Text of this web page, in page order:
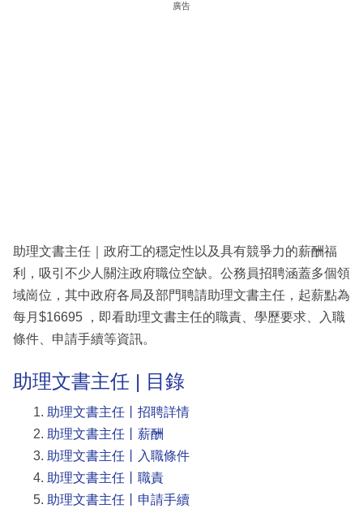
廣告
助理文書主任｜政府工的穩定性以及具有競爭力的薪酬福
利，吸引不少人關注政府職位空缺。公務員招聘涵蓋多個領
域崗位，其中政府各局及部門聘請助理文書主任，起薪點為
每月$16695 ，即看助理文書主任的職責、學歷要求、入職
條件、申請手續等資訊。
助理文書主任 | 目錄
助理文書主任丨招聘詳情
助理文書主任丨薪酬
助理文書主任丨入職條件
助理文書主任丨職責
助理文書主任丨申請手續